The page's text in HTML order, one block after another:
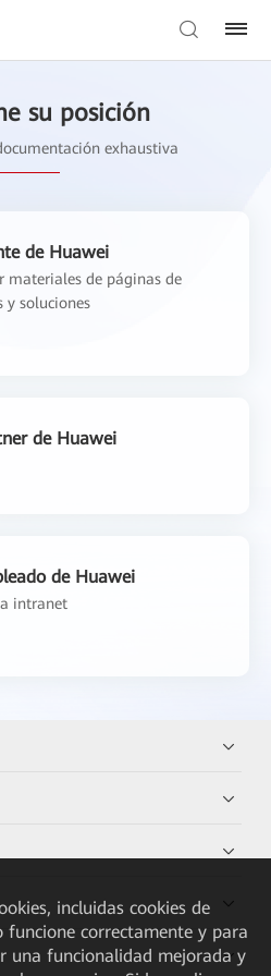
su posición
exhaustiva
de Huawei
materiales de páginas de
y soluciones
de Huawei
de Huawei
intranet
incluidas cookies de
funcione correctamente y para
una funcionalidad mejorada y